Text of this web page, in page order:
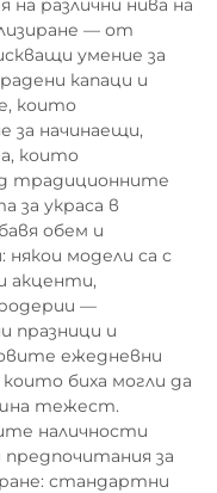
различни нива на
— от
умение за
капаци и
които
за начинаещи,
които
традиционните
за украса в
обем и
някои модели са с
акценти,
—
празници и
ежедневни
биха могли да
тежест.
наличности
за
стандартни